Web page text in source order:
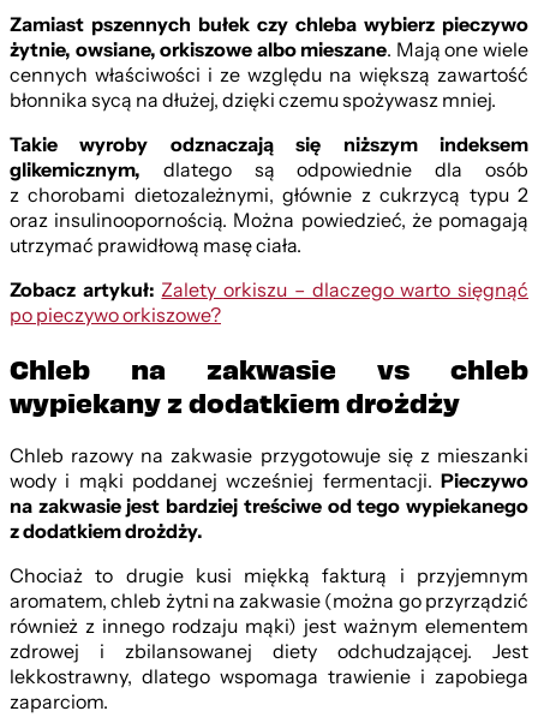
Zamiast pszennych bułek czy chleba wybierz pieczywo
żytnie, owsiane, orkiszowe albo mieszane. Mają one wiele
cennych właściwości i ze względu na większą zawartość
błonnika sycą na dłużej, dzięki czemu spożywasz mniej.
Takie wyroby odznaczają się niższym indeksem
glikemicznym, dlatego są odpowiednie dla osób
z chorobami dietozależnymi, głównie z cukrzycą typu 2
oraz insulinoopornością. Można powiedzieć, że pomagają
utrzymać prawidłową masę ciała.
Zobacz artykuł: Zalety orkiszu – dlaczego warto sięgnąć
po pieczywo orkiszowe?
Chleb na zakwasie vs chleb
wypiekany z dodatkiem drożdży
Chleb razowy na zakwasie przygotowuje się z mieszanki
wody i mąki poddanej wcześniej fermentacji. Pieczywo
na zakwasie jest bardziej treściwe od tego wypiekanego
z dodatkiem drożdży.
Chociaż to drugie kusi miękką fakturą i przyjemnym
aromatem, chleb żytni na zakwasie (można go przyrządzić
również z innego rodzaju mąki) jest ważnym elementem
zdrowej i zbilansowanej diety odchudzającej. Jest
lekkostrawny, dlatego wspomaga trawienie i zapobiega
zaparciom.